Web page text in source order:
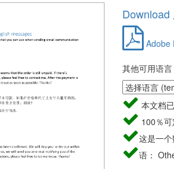
Download
Adobe
其他可用语言
本文档
100％
这是一
语：